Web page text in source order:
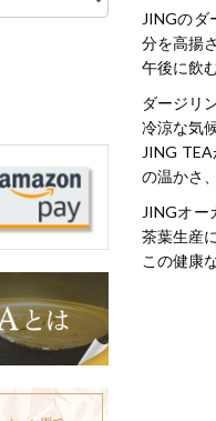
JINGのダ
分を高揚
午後に飲
ダージリ
冷涼な気
JING
の温かさ
JINGオー
茶葉生産
この健康